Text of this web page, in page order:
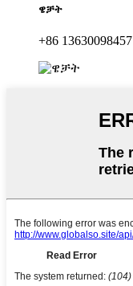
ዌቻት
+86 13630098457